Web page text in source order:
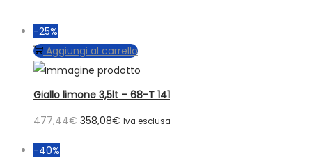
-25%
Aggiungi al carrello
Giallo limone 3,5lt – 68-T 141
477,44€ Il
358,08€ IlIva esclusa
-40%